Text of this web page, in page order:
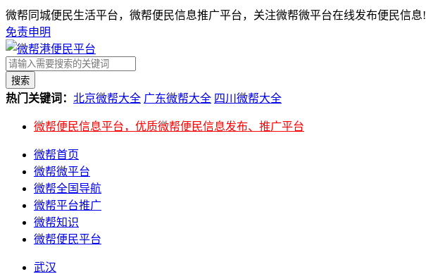
微帮同城便民生活平台，微帮便民信息推广平台，关注微帮微平台在线发布便民信息!
免责申明
搜索
热门关键词： 北京微帮大全 广东微帮大全 四川微帮大全
微帮便民信息平台，优质微帮便民信息发布、推广平台
微帮首页
微帮微平台
微帮全国导航
微帮平台推广
微帮知识
微帮便民平台
武汉